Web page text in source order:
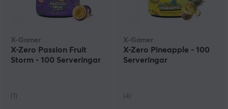
X-Gamer
X-Zero Passion Fruit
Storm - 100 Serveringar
(1)
X-Gamer
X-Zero Pineapple - 100
Serveringar
(4)